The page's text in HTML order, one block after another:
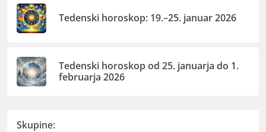
Tedenski horoskop: 19.–25. januar 2026
Tedenski horoskop od 25. januarja do 1.
februarja 2026
Skupine: